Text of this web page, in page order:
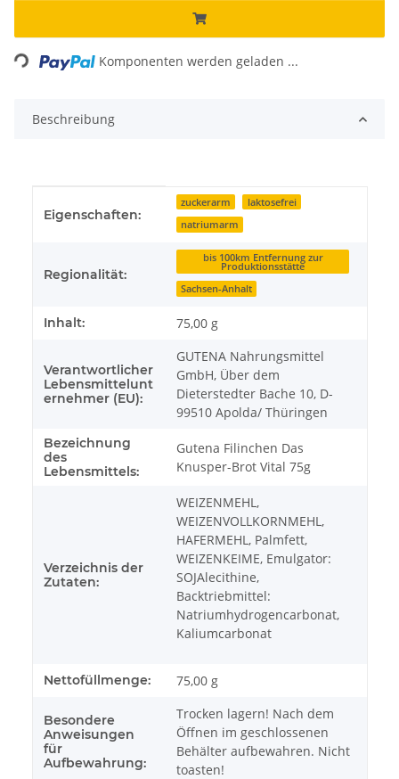
Loading... Komponenten werden geladen ...
Beschreibung
Eigenschaften:
zuckerarm
laktosefrei
natriumarm
Regionalität:
bis 100km Entfernung zur
Produktionsstätte
Sachsen-Anhalt
Inhalt: 75,00 g
Verantwortlicher
Lebensmittelunt
ernehmer (EU):
GUTENA Nahrungsmittel
GmbH, Über dem
Dieterstedter Bache 10, D-
99510 Apolda/ Thüringen
Bezeichnung
des
Lebensmittels:
Gutena Filinchen Das
Knusper-Brot Vital 75g
Verzeichnis der
Zutaten:
WEIZENMEHL,
WEIZENVOLLKORNMEHL,
HAFERMEHL, Palmfett,
WEIZENKEIME, Emulgator:
SOJAlecithine,
Backtriebmittel:
Natriumhydrogencarbonat,
Kaliumcarbonat
Nettofüllmenge: 75,00 g
Besondere
Anweisungen
für
Aufbewahrung:
Trocken lagern! Nach dem
Öffnen im geschlossenen
Behälter aufbewahren. Nicht
toasten!